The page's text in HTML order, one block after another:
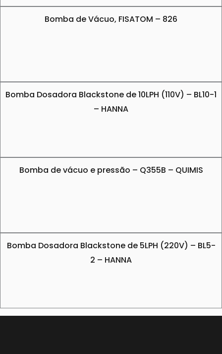
Bomba de Vácuo, FISATOM – 826
Bomba Dosadora Blackstone de 10LPH (110V) – BL10-1
– HANNA
Bomba de vácuo e pressão – Q355B – QUIMIS
Bomba Dosadora Blackstone de 5LPH (220V) – BL5-
2 – HANNA